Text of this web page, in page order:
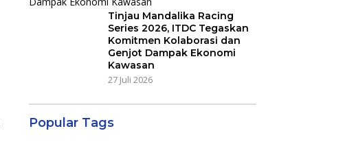
Tinjau Mandalika Racing
Series 2026, ITDC Tegaskan
Komitmen Kolaborasi dan
Genjot Dampak Ekonomi
Kawasan
27 Juli 2026
Popular Tags